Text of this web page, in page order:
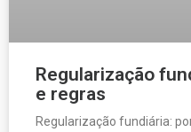
Regularização
e regras
Regularização fundiária: